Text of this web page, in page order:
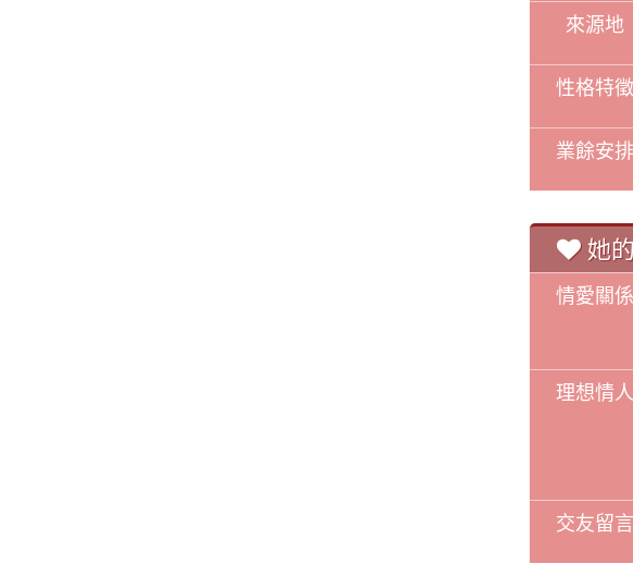
來源地
性格特徵
業餘安排
她
情愛關係
理想情人
交友留言